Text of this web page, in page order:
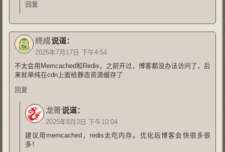
回复
终成说道：
2025年7月17日 下午4:54
不太会用Memcached和Redis，之前开过，博客都没办法访问了，后
来就单纯在cdn上面给静态资源缓存了
回复
龙哥说道：
2025年8月3日 下午10:04
建议用memcached，redis太吃内存。优化后博客会快很多很
多！